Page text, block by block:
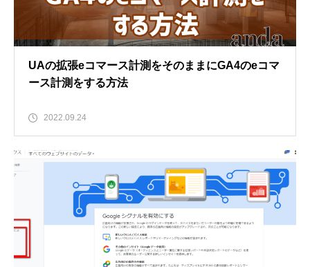
UAの拡張eコマース計測をそのままにGA4のeコマ
ース計測をする方法
2022.09.24